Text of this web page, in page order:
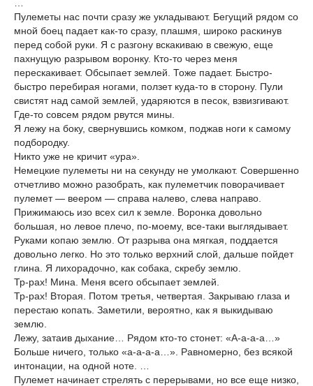
Пулеметы нас почти сразу же укладывают. Бегущий рядом со
мной боец падает как-то сразу, плашмя, широко раскинув
перед собой руки. Я с разгону вскакиваю в свежую, еще
пахнущую разрывом воронку. Кто-то через меня
перескакивает. Обсыпает землей. Тоже падает. Быстро-
быстро перебирая ногами, ползет куда-то в сторону. Пули
свистят над самой землей, ударяются в песок, взвизгивают.
Где-то совсем рядом рвутся мины.
Я лежу на боку, свернувшись комком, поджав ноги к самому
подбородку.
Никто уже не кричит «ура».
Немецкие пулеметы ни на секунду не умолкают. Совершенно
отчетливо можно разобрать, как пулеметчик поворачивает
пулемет — веером — справа налево, слева направо.
Прижимаюсь изо всех сил к земле. Воронка довольно
большая, но левое плечо, по-моему, все-таки выглядывает.
Руками копаю землю. От разрыва она мягкая, поддается
довольно легко. Но это только верхний слой, дальше пойдет
глина. Я лихорадочно, как собака, скребу землю.
Тр-рах! Мина. Меня всего обсыпает землей.
Тр-рах! Вторая. Потом третья, четвертая. Закрываю глаза и
перестаю копать. Заметили, вероятно, как я выкидываю
землю.
Лежу, затаив дыхание… Рядом кто-то стонет: «А-а-а-а…»
Больше ничего, только «а-а-а-а…». Равномерно, без всякой
интонации, на одной ноте. …
Пулемет начинает стрелять с перерывами, но все еще низко,